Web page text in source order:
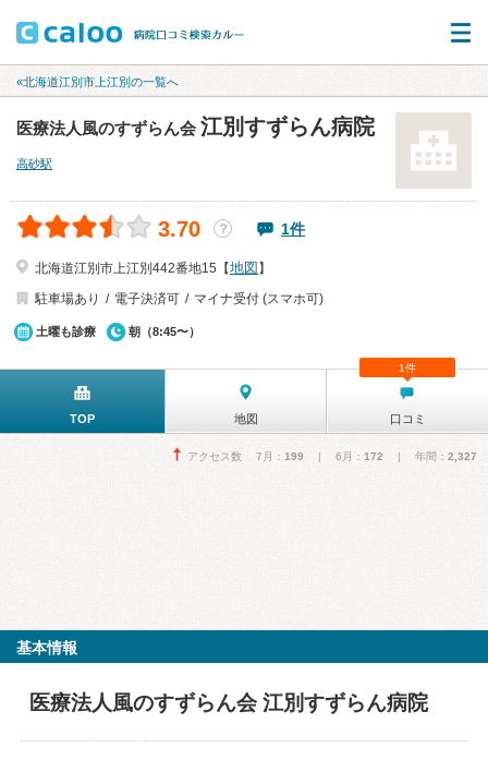
«北海道江別市上江別の一覧へ
医療法人風のすずらん会 江別すずらん病院
高砂駅
3.70 ？ 1件
北海道江別市上江別442番地15【地図 】
駐車場あり
電子決済可 マイナ受付 (スマホ可)
土曜も診療 朝（8:45〜）
TOP 地図 口コミ
1件
アクセス数 7月： 199 | 6月： 172 | 年間： 2,327
基本情報
医療法人風のすずらん会 江別すずらん病院